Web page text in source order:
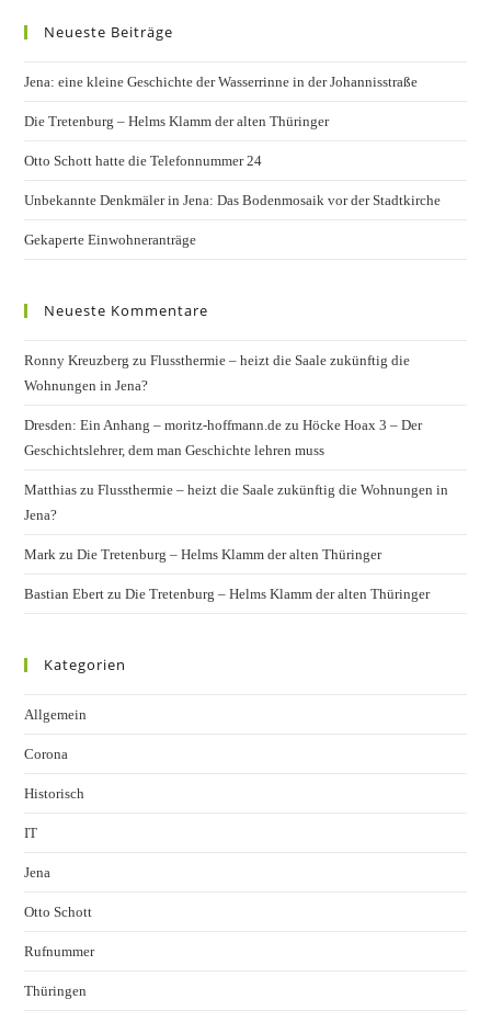
Neueste Beiträge
Jena: eine kleine Geschichte der Wasserrinne in der Johannisstraße
Die Tretenburg – Helms Klamm der alten Thüringer
Otto Schott hatte die Telefonnummer 24
Unbekannte Denkmäler in Jena: Das Bodenmosaik vor der Stadtkirche
Gekaperte Einwohneranträge
Neueste Kommentare
Ronny Kreuzberg zuFlussthermie – heizt die Saale zukünftig die
Wohnungen in Jena?
Dresden: Ein Anhang – moritz-hoffmann.de zuHöcke Hoax 3 – Der
Geschichtslehrer, dem man Geschichte lehren muss
Matthias zuFlussthermie – heizt die Saale zukünftig die Wohnungen in
Jena?
Mark zuDie Tretenburg – Helms Klamm der alten Thüringer
Bastian Ebert zuDie Tretenburg – Helms Klamm der alten Thüringer
Kategorien
Allgemein
Corona
Historisch
IT
Jena
Otto Schott
Rufnummer
Thüringen